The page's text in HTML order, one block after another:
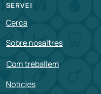
SERVEI
Cerca
Sobre nosaltres
Com treballem
Notícies